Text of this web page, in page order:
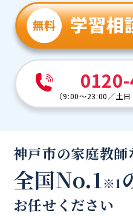
（9:00～23:00／土
神戸市の家庭教師
全国No.1※1
お任せください